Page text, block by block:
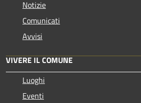
Notizie
Comunicati
Avvisi
VIVERE IL COMUNE
Luoghi
Eventi